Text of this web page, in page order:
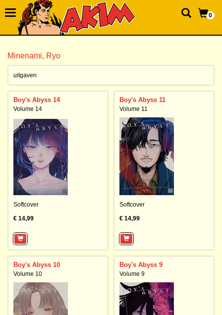
0
Minenami, Ryo
uitgaven
Boy's Abyss 14
Volume 14
Softcover
€ 14,99
Boy's Abyss 11
Volume 11
Softcover
€ 14,99
Boy's Abyss 10
Volume 10
Boy's Abyss 9
Volume 9